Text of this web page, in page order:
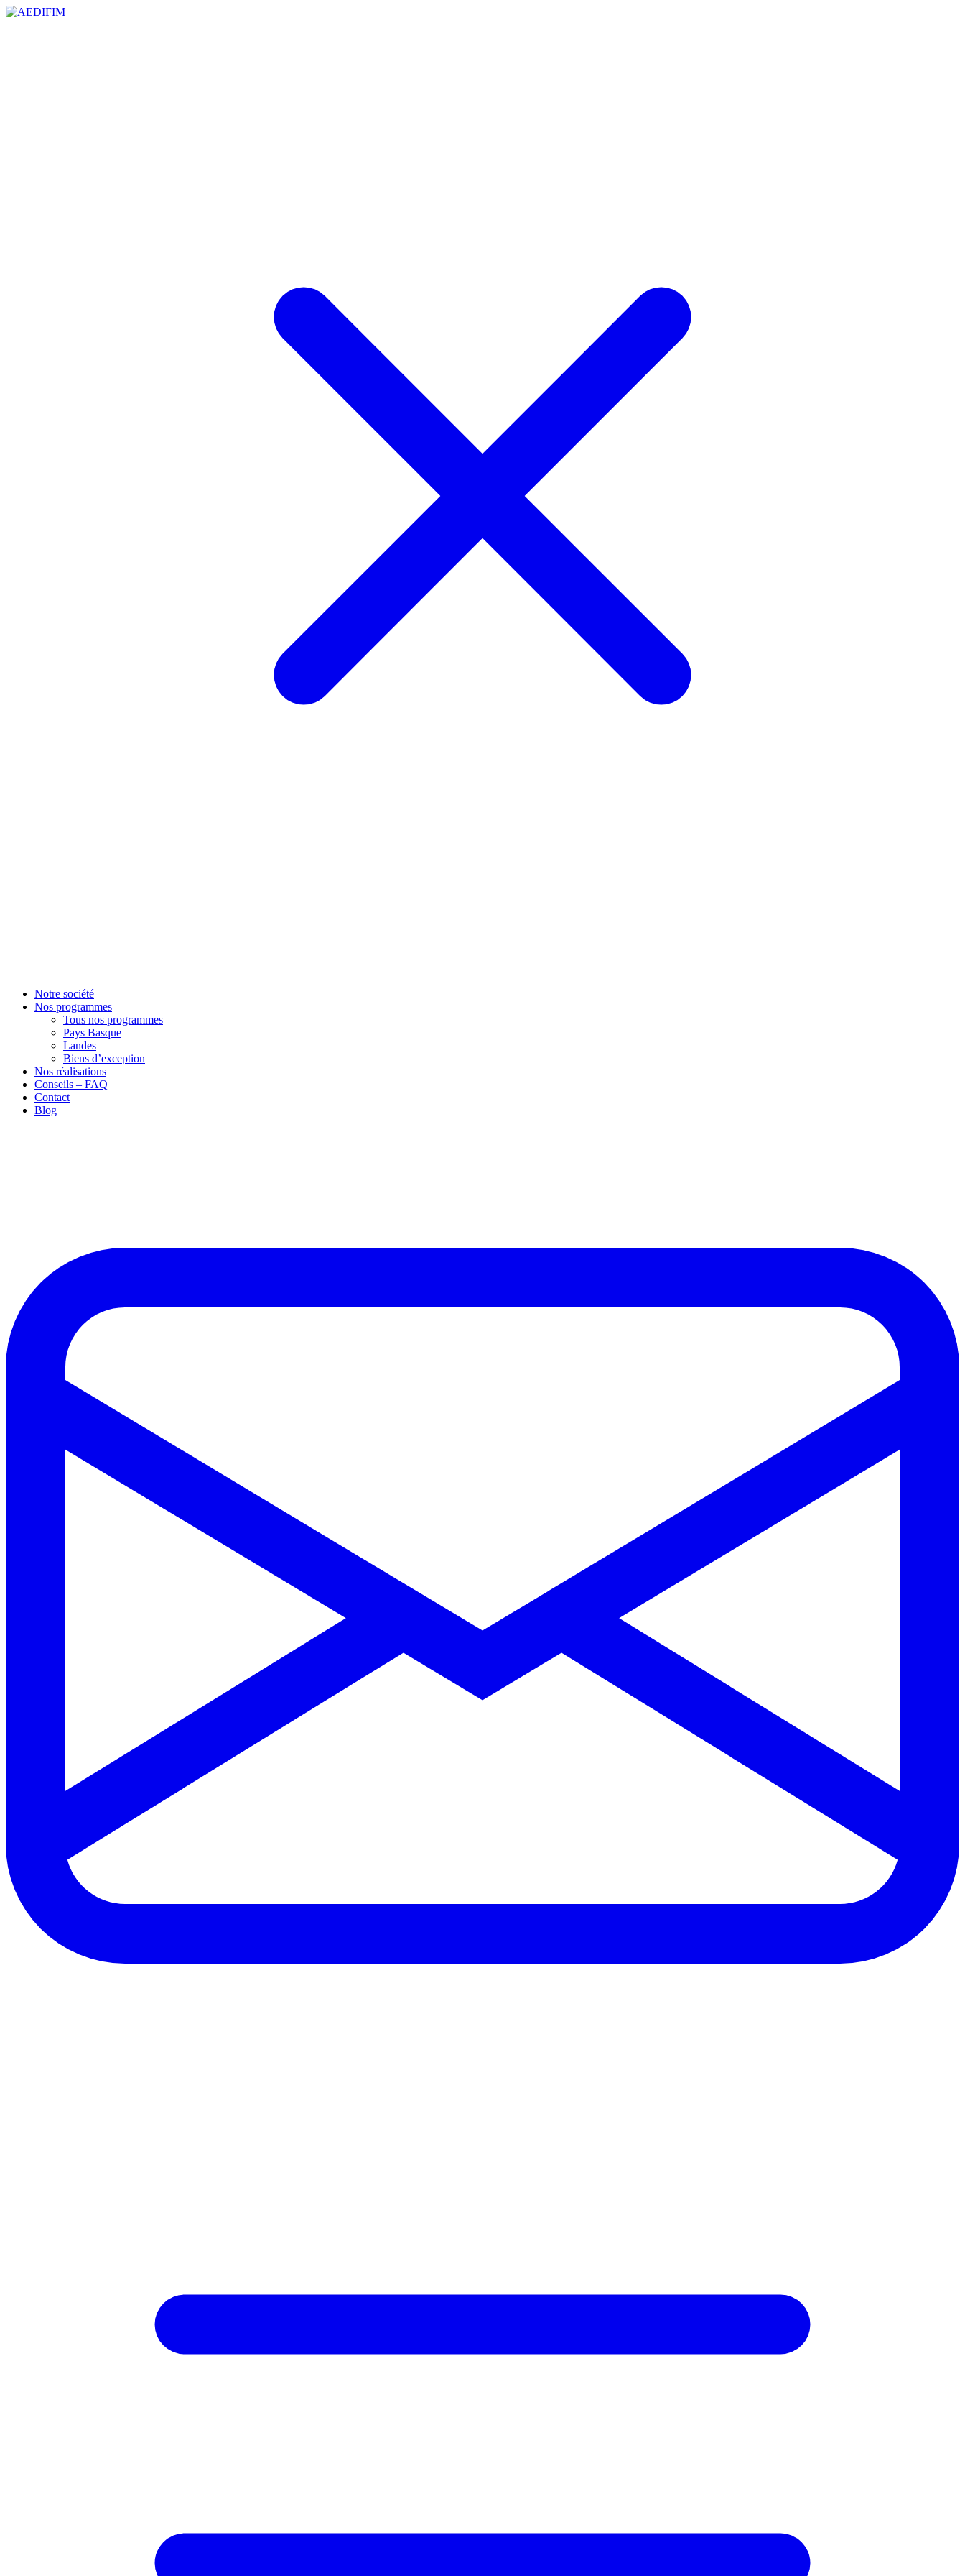
Notre société
Nos programmes
Tous nos programmes
Pays Basque
Landes
Biens d’exception
Nos réalisations
Conseils – FAQ
Contact
Blog